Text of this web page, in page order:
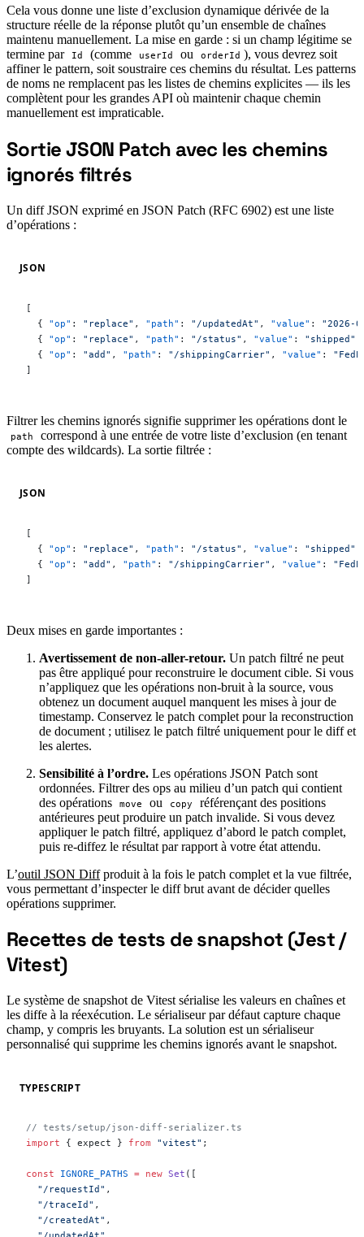
Cela vous donne une liste d’exclusion dynamique dérivée de la
structure réelle de la réponse plutôt qu’un ensemble de chaînes
maintenu manuellement. La mise en garde : si un champ légitime se
termine par
Id (comme userId ou orderId ), vous devrez soit
affiner le pattern, soit soustraire ces chemins du résultat. Les patterns
de noms ne remplacent pas les listes de chemins explicites — ils les
complètent pour les grandes API où maintenir chaque chemin
manuellement est impraticable.
#
Sortie JSON Patch avec les chemins
ignorés filtrés
Un diff JSON exprimé en JSON Patch (RFC 6902) est une liste
d’opérations :
JSON
[
  {
"op" : "replace" , "path" : "/updatedAt" , "value" : "2026-
  {
"op" : "replace" , "path" : "/status" , "value" : "shipped"
  {
"op" : "add" , "path" : "/shippingCarrier" , "value" :
]
Filtrer les chemins ignorés signifie supprimer les opérations dont le
path
correspond à une entrée de votre liste d’exclusion (en tenant
compte des wildcards). La sortie filtrée :
JSON
[
  {
"op" : "replace" , "path" : "/status" , "value" : "shipped"
  {
"op" : "add" , "path" : "/shippingCarrier" , "value" :
]
Deux mises en garde importantes :
Avertissement de non-aller-retour. Un patch filtré ne peut
pas être appliqué pour reconstruire le document cible. Si vous
n’appliquez que les opérations non-bruit à la source, vous
obtenez un document auquel manquent les mises à jour de
timestamp. Conservez le patch complet pour la reconstruction
de document ; utilisez le patch filtré uniquement pour le diff et
les alertes.
Sensibilité à l’ordre. Les opérations JSON Patch sont
ordonnées. Filtrer des ops au milieu d’un patch qui contient
des opérations
move ou copy
référençant des positions
antérieures peut produire un patch invalide. Si vous devez
appliquer le patch filtré, appliquez d’abord le patch complet,
puis re-diffez le résultat par rapport à votre état attendu.
L’outil JSON Diffproduit à la fois le patch complet et la vue filtrée,
vous permettant d’inspecter le diff brut avant de décider quelles
opérations supprimer.
#
Recettes de tests de snapshot (Jest /
Vitest)
Le système de snapshot de Vitest sérialise les valeurs en chaînes et
les diffe à la réexécution. Le sérialiseur par défaut capture chaque
champ, y compris les bruyants. La solution est un sérialiseur
personnalisé qui supprime les chemins ignorés avant le snapshot.
TYPESCRIPT
// tests/setup/json-diff-serializer.ts
import { expect } from "vitest" ;
const IGNORE_PATHS = new Set ([
  "/requestId"
,
  "/traceId"
,
  "/createdAt"
,